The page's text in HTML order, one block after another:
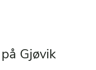
Gjøvik